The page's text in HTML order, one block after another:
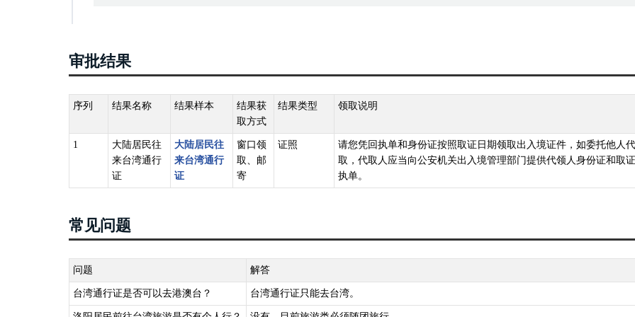
审批结果
序列 结果名称 结果样本
结果获
取方式
结果类型 领取说明
1
大陆居民往
来台湾通行
证
大陆居民往
来台湾通行
证
窗口领
取、邮
寄
证照
请您凭回执单和身份证按照取证日期领取出入境证件，如委托他人代
取，代取人应当向公安机关出入境管理部门提供代领人身份证和取
执单。
常见问题
问题 解答
台湾通行证是否可以去港澳台？ 台湾通行证只能去台湾。